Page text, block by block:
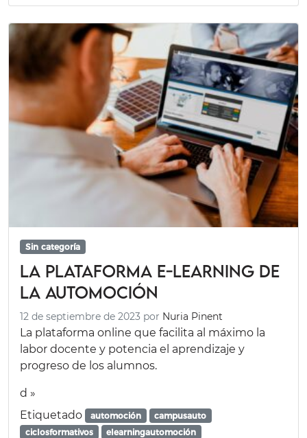
Sin categoría
La plataforma e-learning de
la automoción
12 de septiembre de 2023 por Nuria Pinent
La plataforma online que facilita al máximo la
labor docente y potencia el aprendizaje y
progreso de los alumnos.
d »
Etiquetado
automoción
campusauto
ciclosformativos
elearningautomoción